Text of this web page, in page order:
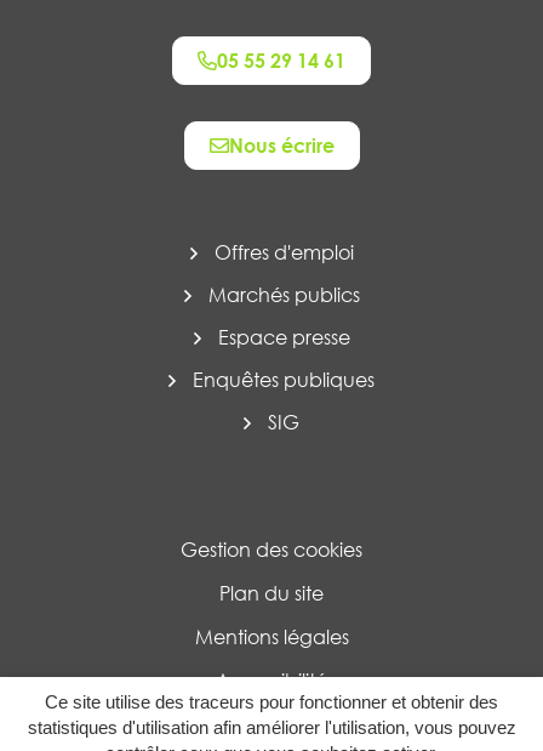
Ce site utilise des traceurs pour fonctionner et obtenir des
statistiques d'utilisation afin améliorer l'utilisation, vous pouvez
05 55 29 14 61
Nous écrire
Offres d'emploi
Marchés publics
Espace presse
Enquêtes publiques
SIG
Gestion des cookies
Plan du site
Mentions légales
Accessibilité
Politique de confidentialité